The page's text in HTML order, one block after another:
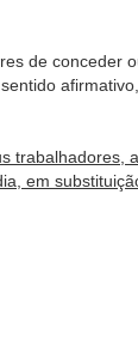
de conceder
trabalhadores,
em